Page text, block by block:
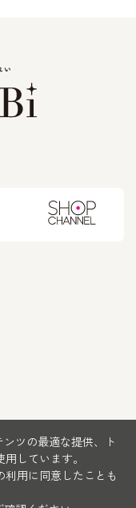
ツの最適な提供、ト
しています。
用に同意したことも